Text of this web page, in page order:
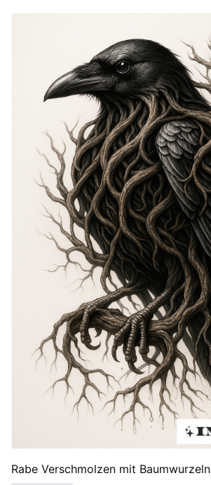
Rabe Verschmolzen mit Baumwurzeln